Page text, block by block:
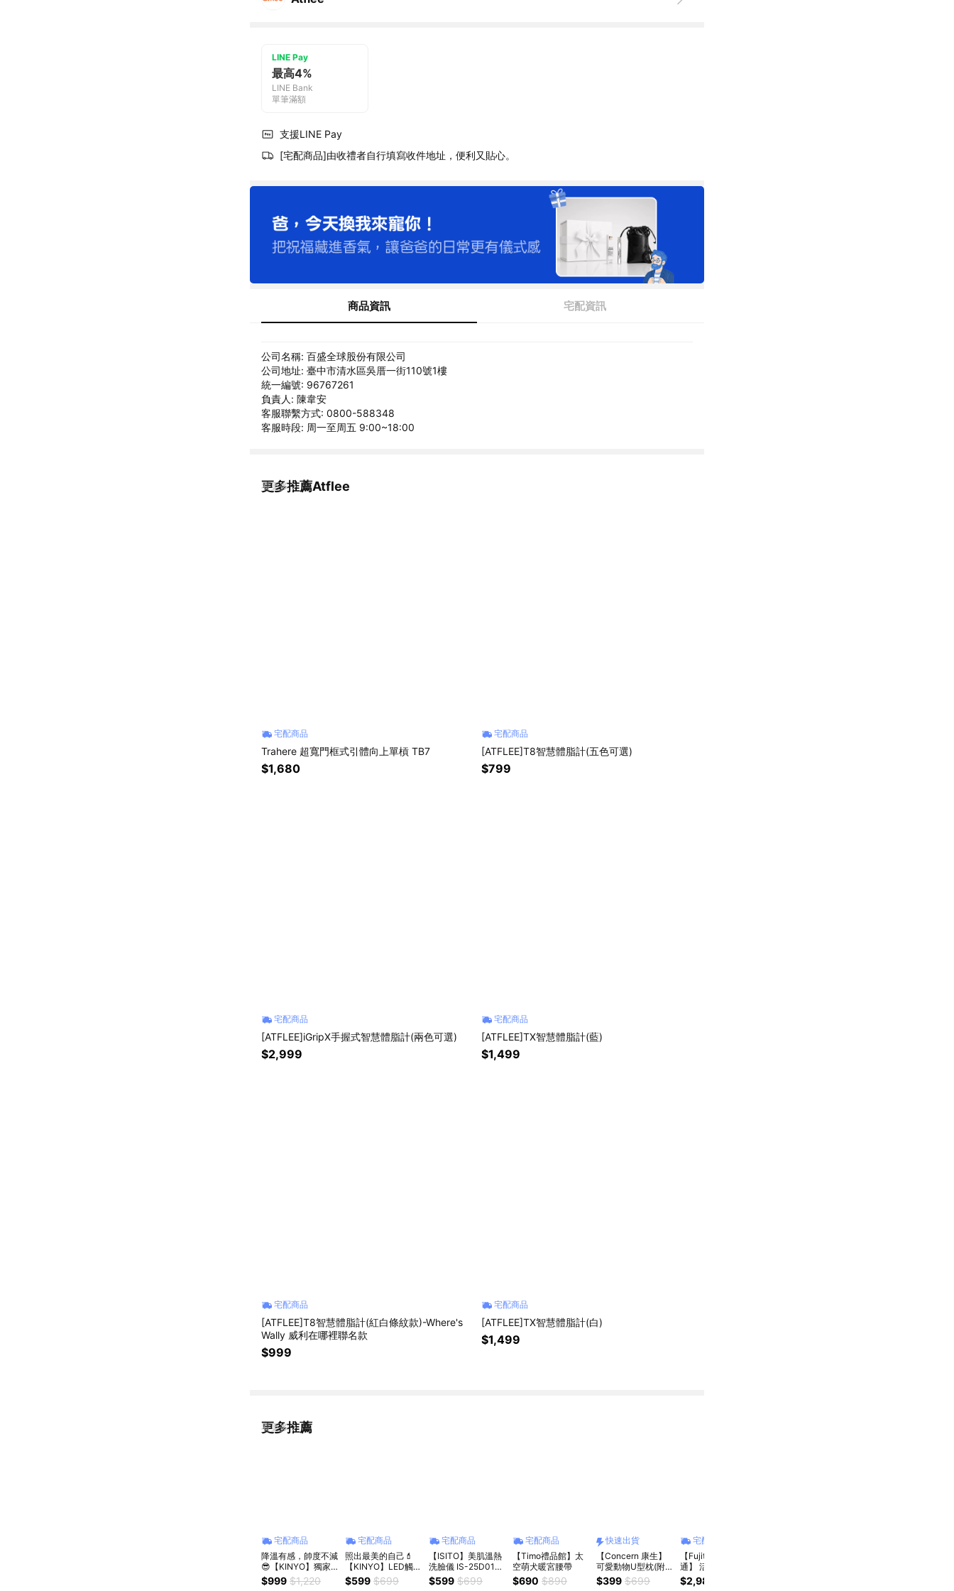
LINE Pay
最高4%
LINE Bank
單筆滿額
支援LINE Pay
[宅配商品]由收禮者自行填寫收件地址，便利又貼心。
商品資訊 宅配資訊
公司名稱: 百盛全球股份有限公司
公司地址: 臺中市清水區吳厝一街110號1樓
統一編號: 96767261
負責人: 陳韋安
客服聯繫方式: 0800-588348
客服時段: 周一至周五 9:00~18:00
更多推薦Atflee
看更多
宅配商品
Trahere 超寬門框式引體向上單槓 TB7
$1,680
宅配商品
[ATFLEE]T8智慧體脂計(五色可選)
$799
宅配商品
[ATFLEE]iGripX手握式智慧體脂計(兩色可選)
$2,999
宅配商品
[ATFLEE]TX智慧體脂計(藍)
$1,499
宅配商品
[ATFLEE]T8智慧體脂計(紅白條紋款)-Where's
Wally 威利在哪裡聯名款
$999
宅配商品
[ATFLEE]TX智慧體脂計(白)
$1,499
更多推薦
看更多
宅配商品
降溫有感，帥度不減
😎【KINYO】獨家
1+1組合 單刀頭極簡
俐落刮鬍刀+無葉渦
$999 $1,220
宅配商品
照出最美的自己💄
【KINYO】LED觸控
調光化妝鏡 (BM-
077) 三段調光 柔和
$599 $699
宅配商品
【ISITO】美肌溫熱
洗臉儀 IS-25D01W
【洗卸合一 細緻新
肌】
$599 $699
宅配商品
【Timo禮品館】太
空萌犬暖宮腰帶
$690 $890
快速出貨
【Concern 康生】
可愛動物U型枕(附贈
手提袋)
$399 $699
宅配商品
【Fujitek富士電
通】 活力律動運動
機 FT-MAR900
$2,980